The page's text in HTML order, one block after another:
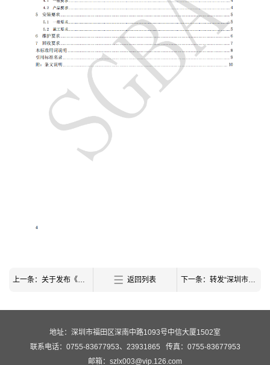
上一条：关于发布《深圳市中小学零碳校园评价标准》团体标准的公告 返回列表 下一条：转发“深圳市建设科技促进中心关于征集2026年深圳市工程建设领域科技计划项目重点专项技术方向的通知”
地址：深圳市福田区深南中路1093号中信大厦1502室
联系电话：0755-83677953、23931865
传真：0755-83677953
邮箱：szlx003@vip.126.com